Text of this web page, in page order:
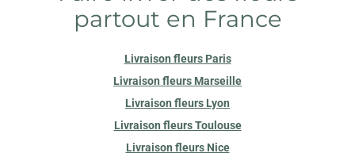
partout en France
Livraison fleurs Paris
Livraison fleurs Marseille
Livraison fleurs Lyon
Livraison fleurs Toulouse
Livraison fleurs Nice